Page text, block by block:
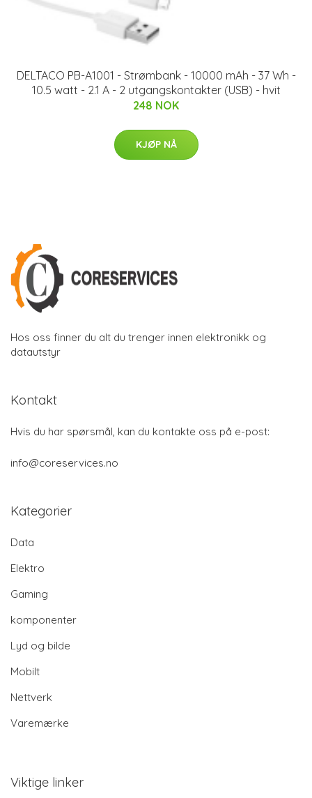
DELTACO PB-A1001 - Strømbank - 10000 mAh - 37 Wh -
10.5 watt - 2.1 A - 2 utgangskontakter (USB) - hvit
248 NOK
KJØP NÅ
Hos oss finner du alt du trenger innen elektronikk og
datautstyr
Kontakt
Hvis du har spørsmål, kan du kontakte oss på e-post:
info@coreservices.no
Kategorier
Data
Elektro
Gaming
komponenter
Lyd og bilde
Mobilt
Nettverk
Varemærke
Viktige linker